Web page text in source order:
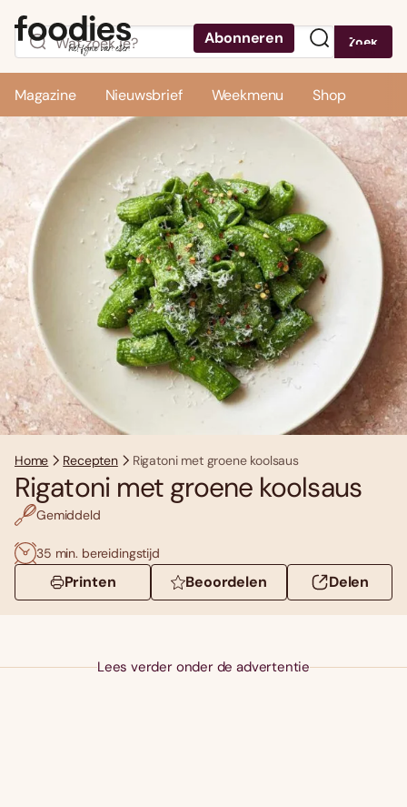
Abonneren Zoek
Magazine Nieuwsbrief Weekmenu Shop
Home Recepten Rigatoni met groene koolsaus
Rigatoni met groene koolsaus
Gemiddeld
35 min. bereidingstijd
Printen Beoordelen Delen
Lees verder onder de advertentie